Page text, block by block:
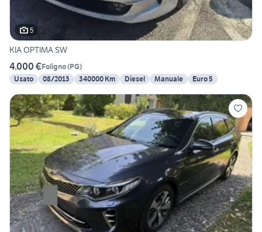
5
KIA OPTIMA SW
4.000 €Foligno(PG)
Usato
08/2013 340000 Km Diesel Manuale Euro 5